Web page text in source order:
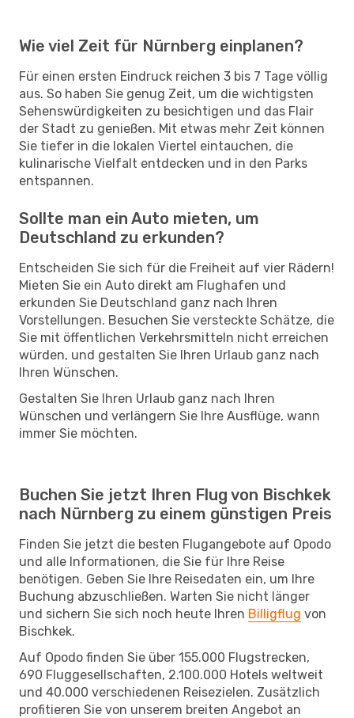
Wie viel Zeit für Nürnberg einplanen?
Für einen ersten Eindruck reichen 3 bis 7 Tage völlig
aus. So haben Sie genug Zeit, um die wichtigsten
Sehenswürdigkeiten zu besichtigen und das Flair
der Stadt zu genießen. Mit etwas mehr Zeit können
Sie tiefer in die lokalen Viertel eintauchen, die
kulinarische Vielfalt entdecken und in den Parks
entspannen.
Sollte man ein Auto mieten, um
Deutschland zu erkunden?
Entscheiden Sie sich für die Freiheit auf vier Rädern!
Mieten Sie ein Auto direkt am Flughafen und
erkunden Sie Deutschland ganz nach Ihren
Vorstellungen. Besuchen Sie versteckte Schätze, die
Sie mit öffentlichen Verkehrsmitteln nicht erreichen
würden, und gestalten Sie Ihren Urlaub ganz nach
Ihren Wünschen.
Gestalten Sie Ihren Urlaub ganz nach Ihren
Wünschen und verlängern Sie Ihre Ausflüge, wann
immer Sie möchten.
Buchen Sie jetzt Ihren Flug von Bischkek
nach Nürnberg zu einem günstigen Preis
Finden Sie jetzt die besten Flugangebote auf Opodo
und alle Informationen, die Sie für Ihre Reise
benötigen. Geben Sie Ihre Reisedaten ein, um Ihre
Buchung abzuschließen. Warten Sie nicht länger
und sichern Sie sich noch heute Ihren Billigflug von
Bischkek.
Auf Opodo finden Sie über 155.000 Flugstrecken,
690 Fluggesellschaften, 2.100.000 Hotels weltweit
und 40.000 verschiedenen Reisezielen. Zusätzlich
profitieren Sie von unserem breiten Angebot an